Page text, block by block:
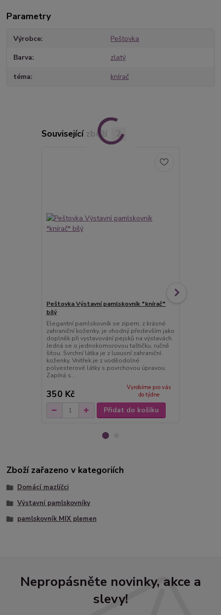
Parametry
Výrobce Peštovka
Barva zlatý
téma knírač
Související zboží 2
Peštovka Výstavní pamlskovník *knírač*
bílý
Elegantní pamlskovník se zipem, z krásné
zahraniční koženky, je vhodný především jako
doplněk při vystavování pejsků na výstavách.
Jedná se o jednokomorovou taštičku, ručně
šitou. Svrchní látka je z luxusní zahraniční
koženky. Vnitřek je z voděodolné
polyesterové látky s povrchovou úpravou.
Zapíná s...
350 Kč
Vyrobíme pro vás
do týdne
Přidat do košíku
Zboží zařazeno v kategoriích
Domácí mazlíčci
Výstavní pamlskovníky
pamlskovník MIX plemen
Nepropásněte novinky, akce a
slevy!